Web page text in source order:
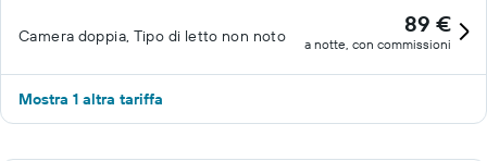
Camera doppia, Tipo di letto non noto 89 €
a notte, con commissioni
Mostra 1 altra tariffa